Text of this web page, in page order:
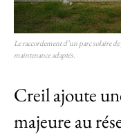
Le raccordement d’un parc solaire
maintenance adaptés.
Creil ajoute
majeure au